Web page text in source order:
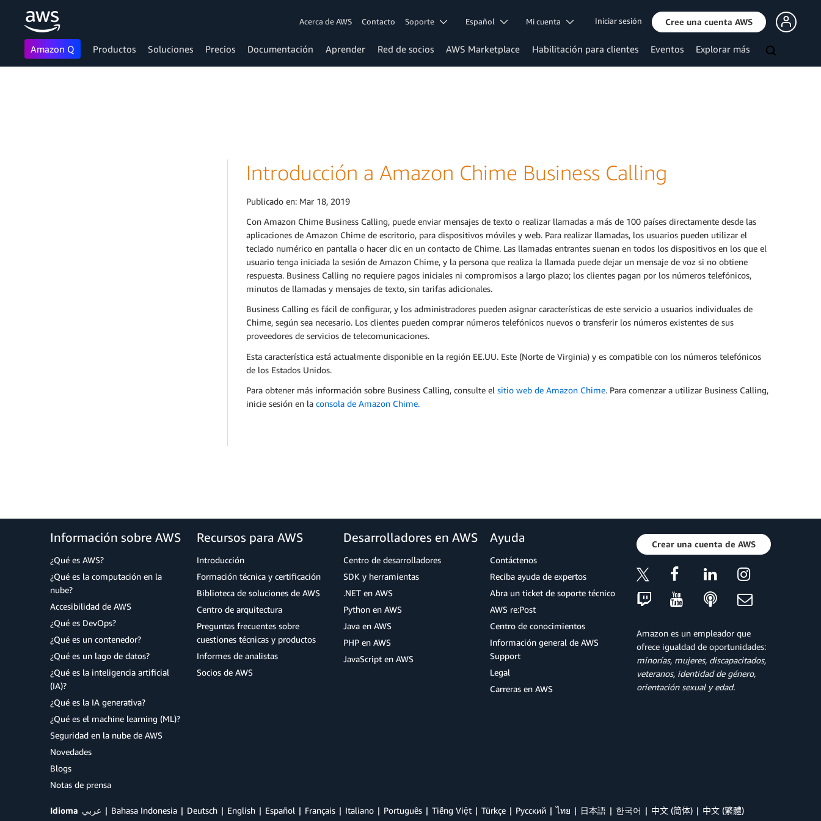
Acerca de AWS Contacto Soporte Español Mi cuenta Iniciar sesión Cree una cuenta AWS
Amazon Q Productos Soluciones Precios Documentación Aprender Red de socios AWS Marketplace Habilitación para clientes Eventos Explorar más
Introducción a Amazon Chime Business Calling
Publicado en: Mar 18, 2019
Con Amazon Chime Business Calling, puede enviar mensajes de texto o realizar llamadas a más de 100 países directamente desde las
aplicaciones de Amazon Chime de escritorio, para dispositivos móviles y web. Para realizar llamadas, los usuarios pueden utilizar el
teclado numérico en pantalla o hacer clic en un contacto de Chime. Las llamadas entrantes suenan en todos los dispositivos en los que el
usuario tenga iniciada la sesión de Amazon Chime, y la persona que realiza la llamada puede dejar un mensaje de voz si no obtiene
respuesta. Business Calling no requiere pagos iniciales ni compromisos a largo plazo; los clientes pagan por los números telefónicos,
minutos de llamadas y mensajes de texto, sin tarifas adicionales.
Business Calling es fácil de configurar, y los administradores pueden asignar características de este servicio a usuarios individuales de
Chime, según sea necesario. Los clientes pueden comprar números telefónicos nuevos o transferir los números existentes de sus
proveedores de servicios de telecomunicaciones.
Esta característica está actualmente disponible en la región EE.UU. Este (Norte de Virginia) y es compatible con los números telefónicos
de los Estados Unidos.
Para obtener más información sobre Business Calling, consulte el sitio web de Amazon Chime. Para comenzar a utilizar Business Calling,
inicie sesión en la consola de Amazon Chime.
Información sobre AWS
¿Qué es AWS?
¿Qué es la computación en la
nube?
Accesibilidad de AWS
¿Qué es DevOps?
¿Qué es un contenedor?
¿Qué es un lago de datos?
¿Qué es la inteligencia artificial
(IA)?
¿Qué es la IA generativa?
¿Qué es el machine learning (ML)?
Seguridad en la nube de AWS
Novedades
Blogs
Notas de prensa
Recursos para AWS
Introducción
Formación técnica y certificación
Biblioteca de soluciones de AWS
Centro de arquitectura
Preguntas frecuentes sobre
cuestiones técnicas y productos
Informes de analistas
Socios de AWS
Desarrolladores en AWS
Centro de desarrolladores
SDK y herramientas
.NET en AWS
Python en AWS
Java en AWS
PHP en AWS
JavaScript en AWS
Ayuda
Contáctenos
Reciba ayuda de expertos
Abra un ticket de soporte técnico
AWS re:Post
Centro de conocimientos
Información general de AWS
Support
Legal
Carreras en AWS
Crear una cuenta de AWS
Amazon es un empleador que
ofrece igualdad de oportunidades:
minorías, mujeres, discapacitados,
veteranos, identidad de género,
orientación sexual y edad.
Idioma عربي Bahasa Indonesia Deutsch English Español Français Italiano Português Tiếng Việt Türkçe Ρусский ไทย 日本語 한국어 中文 (简体) 中文 (繁體)